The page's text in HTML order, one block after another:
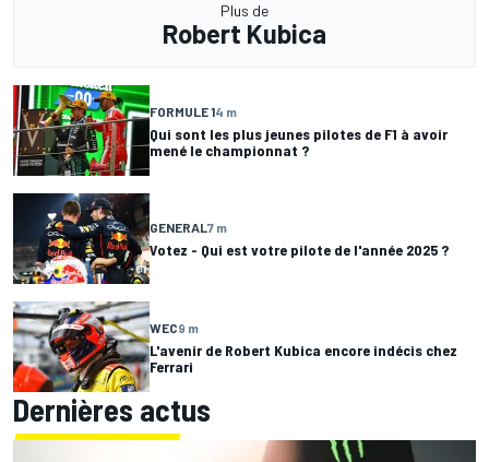
Plus de
Robert Kubica
FORMULE 14 m
Qui sont les plus jeunes pilotes de F1 à avoir
mené le championnat ?
GENERAL7 m
Votez - Qui est votre pilote de l'année 2025 ?
WEC9 m
L'avenir de Robert Kubica encore indécis chez
Ferrari
Dernières actus